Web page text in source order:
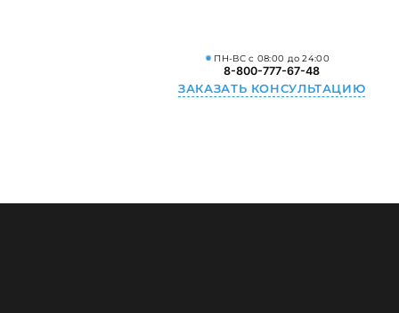
ПН-ВС с 08:00 до 24:00
8-800-777-67-48
ЗАКАЗАТЬ КОНСУЛЬТАЦИЮ